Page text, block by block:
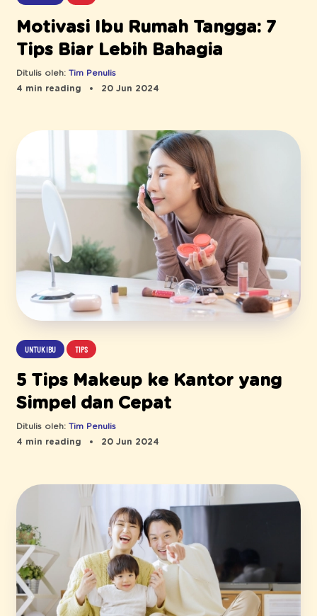
Motivasi Ibu Rumah Tangga: 7
Tips Biar Lebih Bahagia
Ditulis oleh: Tim Penulis
4 min reading
20 Jun 2024
UNTUK IBU TIPS
5 Tips Makeup ke Kantor yang
Simpel dan Cepat
Ditulis oleh: Tim Penulis
4 min reading
20 Jun 2024